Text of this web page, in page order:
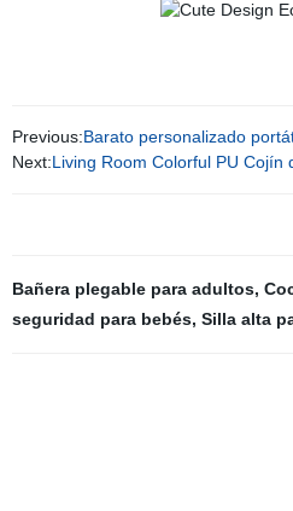
Previous:Barato personalizado
Next:Living Room Colorful PU
Bañera plegable para adultos,
seguridad para bebés, Silla alta